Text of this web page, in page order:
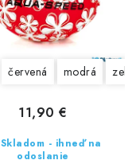
červená modrá
Skladom - ihneď na
odoslanie
11,90 €